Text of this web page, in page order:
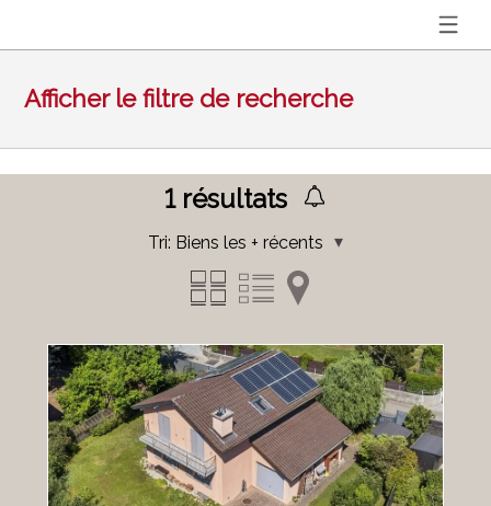
Afficher le filtre de recherche
1résultats
Tri: Biens les + récents